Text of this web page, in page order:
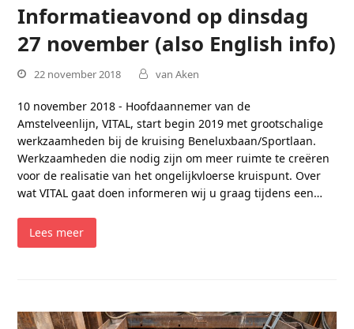
Informatieavond op dinsdag
27 november (also English info)
22 november 2018 van Aken
10 november 2018 - Hoofdaannemer van de
Amstelveenlijn, VITAL, start begin 2019 met grootschalige
werkzaamheden bij de kruising Beneluxbaan/Sportlaan.
Werkzaamheden die nodig zijn om meer ruimte te creëren
voor de realisatie van het ongelijkvloerse kruispunt. Over
wat VITAL gaat doen informeren wij u graag tijdens een…
Lees meer